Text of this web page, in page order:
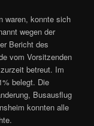
waren, konnte sich
wegen der
Bericht des
vom Vorsitzenden
betreut. Im
belegt. Die
Busausflug
konnten alle